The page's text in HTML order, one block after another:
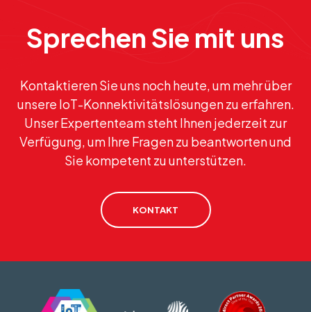
Sprechen Sie mit uns
Kontaktieren Sie uns noch heute, um mehr über
unsere IoT-Konnektivitätslösungen zu erfahren.
Unser Expertenteam steht Ihnen jederzeit zur
Verfügung, um Ihre Fragen zu beantworten und
Sie kompetent zu unterstützen.
KONTAKT